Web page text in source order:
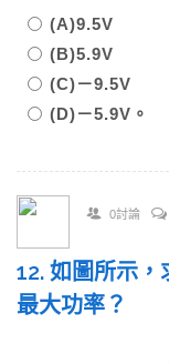
(A)9.5V
(B)5.9V
(C)－9.5V
(D)－5.9V。
0討論
12. 如圖所示，
最大功率？